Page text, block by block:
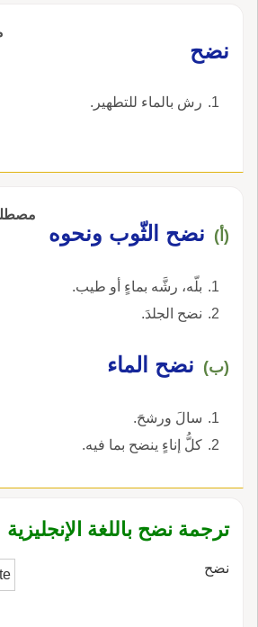
لَيْل قوله:
المؤَكدة، ومعنا اظْهِرَنَّ كما تقول‏نضح‏
‏رش بالماء للتطهير‏.
(أ) نضح الثّوب ونحوه
بلّه، رشَّه بماءٍ أو طيب.
نضح الجلدَ.
(ب) نضح الماء
سالَ ورشحَ.
كلُّ إناءٍ ينضح بما فيه.
ترجمة نضح باللغة الإنجليزية
نضح